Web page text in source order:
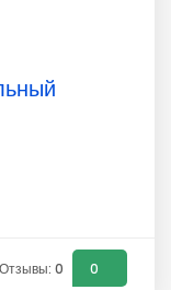
Отзывы: 0 0